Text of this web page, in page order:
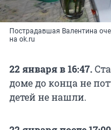
Пострадавшая Валентина
на ok.ru
22 января в 16:47.
доме до конца не
детей не нашли.